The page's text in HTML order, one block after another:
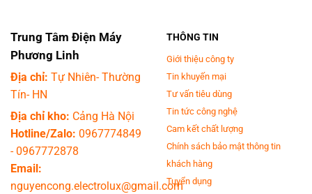
Trung Tâm Điện Máy
Phương Linh
Địa chỉ: Tự Nhiên- Thường
Tín- HN
Địa chỉ kho: Cảng Hà Nội
Hotline/Zalo: 0967774849
-0967772878
Email:
nguyencong.electrolux@gmail.com
THÔNG TIN
Giới thiệu công ty
Tin khuyến mại
Tư vấn tiêu dùng
Tin tức công nghệ
Cam kết chất lượng
Chính sách bảo mật thông tin
khách hàng
Tuyển dụng